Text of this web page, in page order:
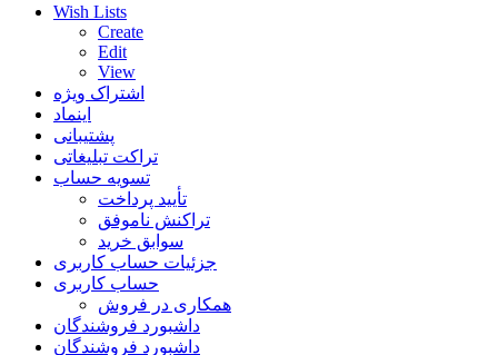
Wish Lists
Create
Edit
View
اشتراک ویژه
اینماد
پشتیبانی
تراکت تبلیغاتی
تسویه حساب
تأیید پرداخت
تراکنش ناموفق
سوابق خرید
جزئیات حساب کاربری
حساب کاربری
همکاری در فروش
داشبورد فروشندگان
داشبورد فروشندگان